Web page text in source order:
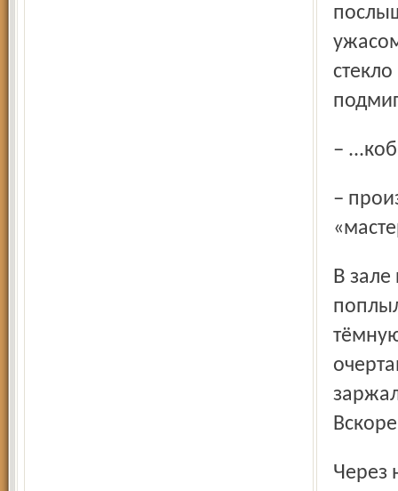
–
– произнёс растерянно поэт вместо положенного
В зале послышался сдавленный смех. У чиновника
Через несколько минут потерявшего сознание оратора